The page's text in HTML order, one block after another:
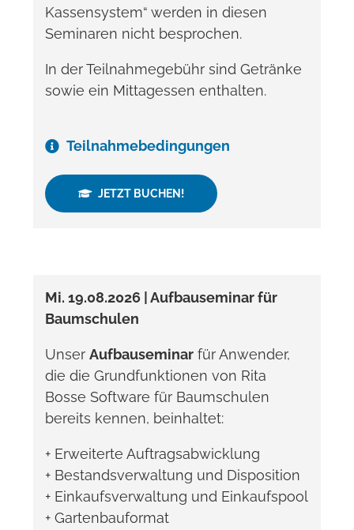
Kassensystem“ werden in diesen
Seminaren nicht besprochen.
In der Teilnahmegebühr sind Getränke
sowie ein Mittagessen enthalten.
Teilnahmebedingungen
JETZT BUCHEN!
Mi. 19.08.2026 | Aufbauseminar für
Baumschulen
Unser Aufbauseminar für Anwender,
die die Grundfunktionen von Rita
Bosse Software für Baumschulen
bereits kennen, beinhaltet:
+ Erweiterte Auftragsabwicklung
+ Bestandsverwaltung und Disposition
+ Einkaufsverwaltung und Einkaufspool
+ Gartenbauformat